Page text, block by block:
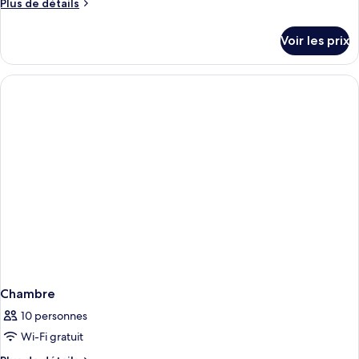
Plus de détails
le
type
de
Voir les prix
Chambre
10 personnes
Wi-Fi gratuit